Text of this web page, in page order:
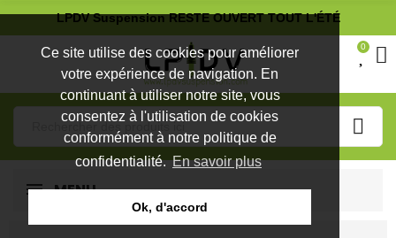
Ce site utilise des cookies pour améliorer
votre expérience de navigation. En
continuant à utiliser notre site, vous
consentez à l'utilisation de cookies
conformément à notre politique de
confidentialité.En savoir plus
Ok, d'accord
LPDV Suspension RESTE OUVERT TOUT L'ÉTÉ
0
MENU